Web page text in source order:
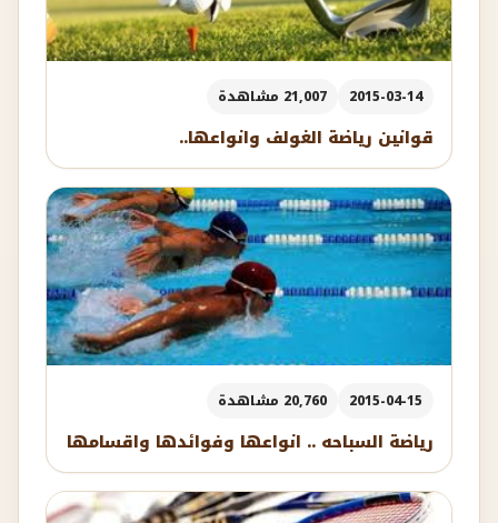
2015-03-14 21,007 مشاهدة
قوانين رياضة الغولف وانواعها..
2015-04-15 20,760 مشاهدة
رياضة السباحه .. انواعها وفوائدها واقسامها